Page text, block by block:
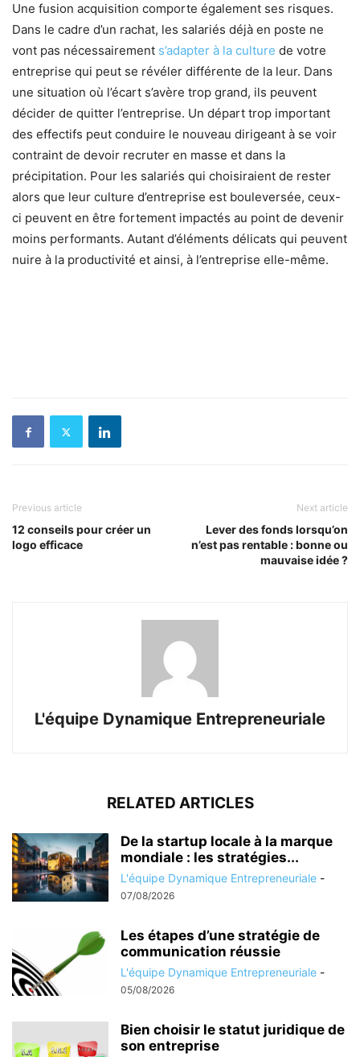
Une fusion acquisition comporte également ses risques.
Dans le cadre d’un rachat, les salariés déjà en poste ne
vont pas nécessairement s’adapter à la culture de votre
entreprise qui peut se révéler différente de la leur. Dans
une situation où l’écart s’avère trop grand, ils peuvent
décider de quitter l’entreprise. Un départ trop important
des effectifs peut conduire le nouveau dirigeant à se voir
contraint de devoir recruter en masse et dans la
précipitation. Pour les salariés qui choisiraient de rester
alors que leur culture d’entreprise est bouleversée, ceux-
ci peuvent en être fortement impactés au point de devenir
moins performants. Autant d’éléments délicats qui peuvent
nuire à la productivité et ainsi, à l’entreprise elle-même.
Previous article
12 conseils pour créer un
logo efficace
Next article
Lever des fonds lorsqu’on
n’est pas rentable : bonne ou
mauvaise idée ?
L'équipe Dynamique Entrepreneuriale
RELATED ARTICLES
De la startup locale à la marque
mondiale : les stratégies...
L'équipe Dynamique Entrepreneuriale -
07/08/2026
Les étapes d’une stratégie de
communication réussie
L'équipe Dynamique Entrepreneuriale -
05/08/2026
Bien choisir le statut juridique de
son entreprise